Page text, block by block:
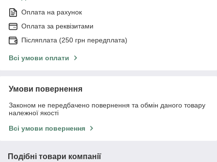
Оплата на рахунок
Оплата за реквізитами
Післяплата (250 грн передплата)
Всі умови оплати
Умови повернення
Законом не передбачено повернення та обмін даного товару
належної якості
Всі умови повернення
Подібні товари компанії